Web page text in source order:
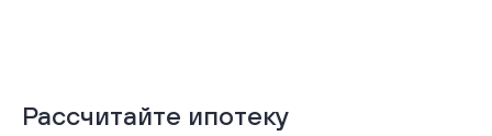
Рассчитайте ипотеку